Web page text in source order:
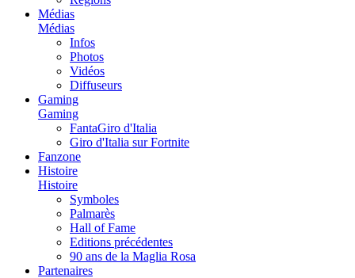
Médias
Médias
Infos
Photos
Vidéos
Diffuseurs
Gaming
Gaming
FantaGiro d'Italia
Giro d'Italia sur Fortnite
Fanzone
Histoire
Histoire
Symboles
Palmarès
Hall of Fame
Editions précédentes
90 ans de la Maglia Rosa
Partenaires